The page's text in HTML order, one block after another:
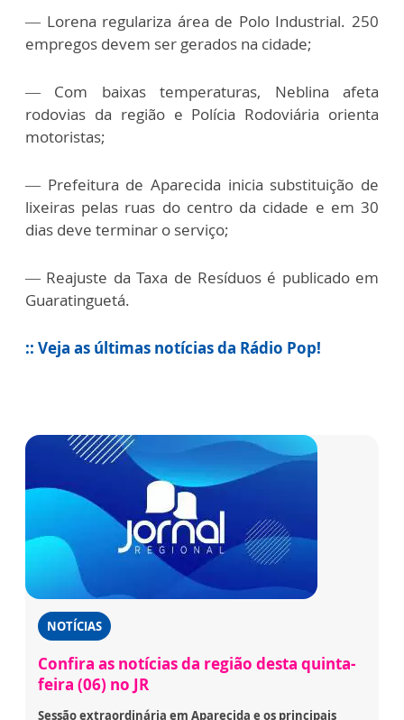
— Lorena regulariza área de Polo Industrial. 250
empregos devem ser gerados na cidade;
— Com baixas temperaturas, Neblina afeta
rodovias da região e Polícia Rodoviária orienta
motoristas;
— Prefeitura de Aparecida inicia substituição de
lixeiras pelas ruas do centro da cidade e em 30
dias deve terminar o serviço;
— Reajuste da Taxa de Resíduos é publicado em
Guaratinguetá.
:: Veja as últimas notícias da Rádio Pop!
NOTÍCIAS
Confira as notícias da região desta quinta-
feira (06) no JR
Sessão extraordinária em Aparecida e os principais